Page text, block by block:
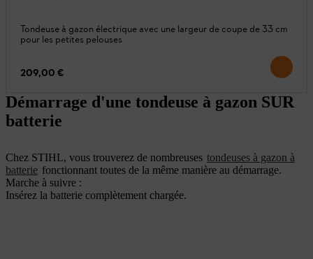
Tondeuse à gazon électrique avec une largeur de coupe de 33 cm
pour les petites pelouses
209,00 €
Démarrage d'une tondeuse à gazon SUR
batterie
Chez STIHL, vous trouverez de nombreuses tondeuses à gazon à
batterie fonctionnant toutes de la même manière au démarrage.
Marche à suivre :
Insérez la batterie complètement chargée.